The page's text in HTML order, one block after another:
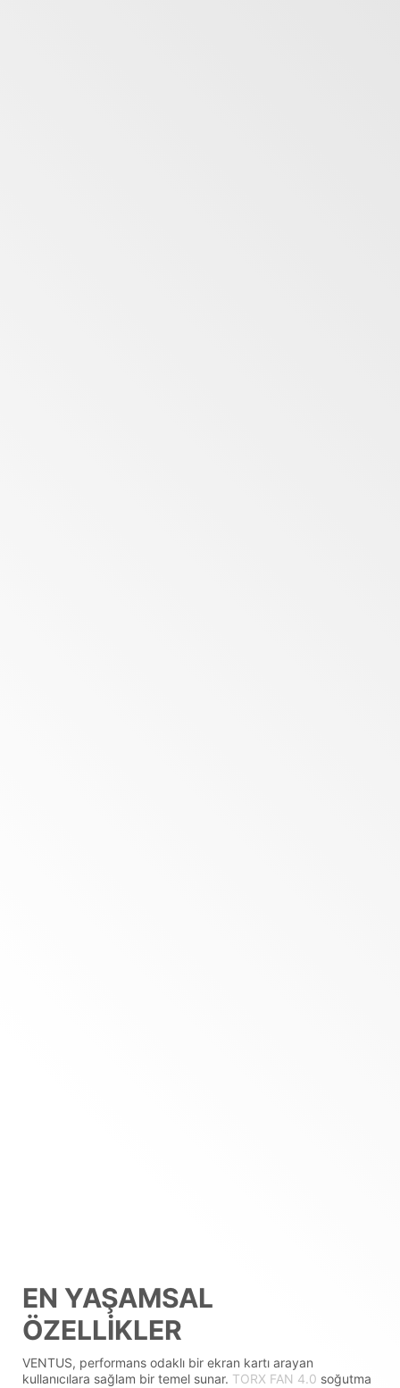
EN YAŞAMSAL
ÖZELLIKLER
VENTUS, performans odaklı bir ekran kartı arayan
kullanıcılara sağlam bir temel sunar. TORX FAN 4.0 soğutma